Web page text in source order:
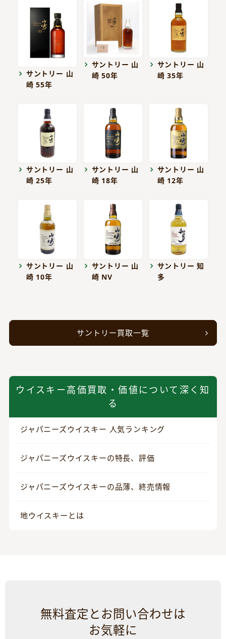
サントリー 山
崎 55年
サントリー 山
崎 50年
サントリー 山
崎 35年
サントリー 山
崎 25年
サントリー 山
崎 18年
サントリー 山
崎 12年
サントリー 山
崎 10年
サントリー 山
崎 NV
サントリー 知
多
サントリー買取一覧
ウイスキー高価買取・価値について深く知
る
ジャパニーズウイスキー 人気ランキング
ジャパニーズウイスキーの特長、評価
ジャパニーズウイスキーの品薄、終売情報
地ウイスキーとは
無料査定とお問い合わせは
お気軽に